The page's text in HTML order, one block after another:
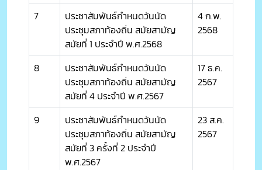
7
ประชาสัมพันธ์กำหนดวันนัด
ประชุมสภาท้องถิ่น สมัยสามัญ
สมัยที่ 1 ประจำปี พ.ศ.2568
4 ก.พ.
2568
8
ประชาสัมพันธ์กำหนดวันนัด
ประชุมสภาท้องถิ่น สมัยสามัญ
สมัยที่ 4 ประจำปี พ.ศ.2567
17 ธ.ค.
2567
9
ประชาสัมพันธ์กำหนดวันนัด
ประชุมสภาท้องถิ่น สมัยสามัญ
สมัยที่ 3 ครั้งที่ 2 ประจำปี
พ.ศ.2567
23 ส.ค.
2567